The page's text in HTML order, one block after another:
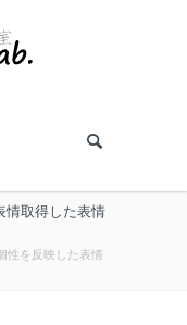
情取得した表情
性を反映した表情